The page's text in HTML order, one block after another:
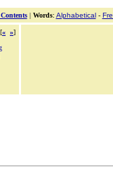
| Words: Alphabetical-
[« »]